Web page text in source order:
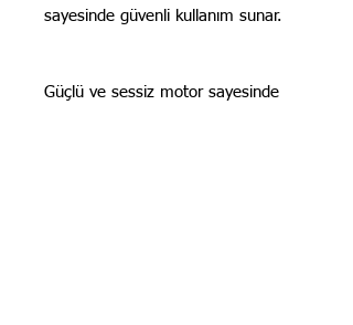
sayesinde güvenli kullanım sunar.
Güçlü ve sessiz motor sayesinde